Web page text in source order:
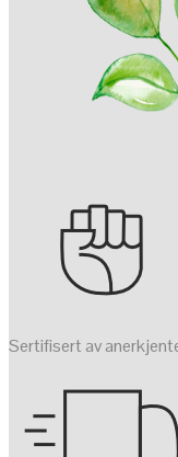
Sertifisert av